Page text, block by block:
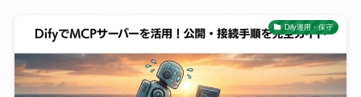
Dify運用・保守